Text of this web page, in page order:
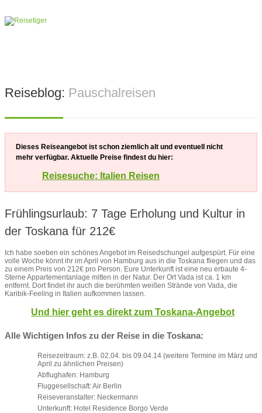
Reiseblog: Pauschalreisen
Dieses Reiseangebot ist schon ziemlich alt und eventuell nicht
mehr verfügbar. Aktuelle Preise findest du hier:
Reisesuche: Italien Reisen
Frühlingsurlaub: 7 Tage Erholung und Kultur in
der Toskana für 212€
Ich habe soeben ein schönes Angebot im Reisedschungel aufgespürt. Für eine
volle Woche könnt ihr im April von Hamburg aus in die Toskana fliegen und das
zu einem Preis von 212€ pro Person. Eure Unterkunft ist eine neu erbaute 4-
Sterne Appartementanlage mitten in der Natur. Der Ort Vada ist ca. 1 km
entfernt. Dort findet ihr auch die berühmten weißen Strände von Vada, die
Karibik-Feeling in Italien aufkommen lassen.
Und hier geht es direkt zum Toskana-Angebot
Alle Wichtigen Infos zu der Reise in die Toskana:
Reisezeitraum: z.B. 02.04. bis 09.04.14 (weitere Termine im März und
April zu ähnlichen Preisen)
Abflughafen: Hamburg
Fluggesellschaft: Air Berlin
Reiseveranstalter: Neckermann
Unterkunft: Hotel Residence Borgo Verde